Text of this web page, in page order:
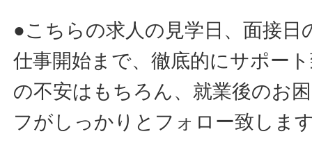
●こちらの求人の見学日、面接日
仕事開始まで、徹底的にサポー
の不安はもちろん、就業後のお
フがしっかりとフォロー致しま